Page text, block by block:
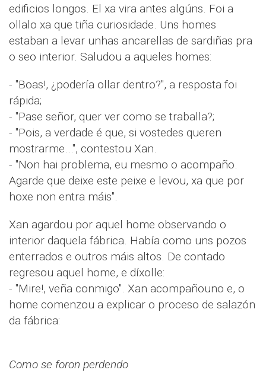
edificios longos. El xa vira antes algúns. Foi a
ollalo xa que tiña curiosidade. Uns homes
estaban a levar unhas ancarellas de sardiñas pra
o seo interior. Saludou a aqueles homes:
- "Boas!, ¿podería ollar dentro?", a resposta foi
rápida;
- "Pase señor, quer ver como se traballa?;
- "Pois, a verdade é que, si vostedes queren
mostrarme...", contestou Xan.
- "Non hai problema, eu mesmo o acompaño.
Agarde que deixe este peixe e levou, xa que por
hoxe non entra máis".
Xan agardou por aquel home observando o
interior daquela fábrica. Había como uns pozos
enterrados e outros máis altos. De contado
regresou aquel home, e díxolle:
- "Mire!, veña conmigo". Xan acompañouno e, o
home comenzou a explicar o proceso de salazón
da fábrica:
Como se foron perdendo